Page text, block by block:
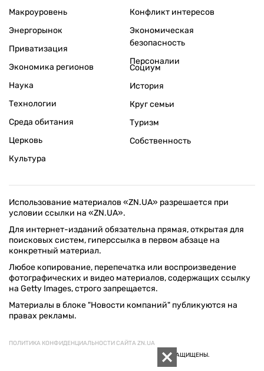
Макроуровень
Энергорынок
Приватизация
Экономика регионов
Конфликт интересов
Экономическая
безопасность
Персоналии
Наука
Технологии
Среда обитания
Церковь
Культура
Социум
История
Круг семьи
Туризм
Собственность
Использование материалов «ZN.UA» разрешается при
условии ссылки на «ZN.UA».
Для интернет-изданий обязательна прямая, открытая для
поисковых систем, гиперссылка в первом абзаце на
конкретный материал.
Любое копирование, перепечатка или воспроизведение
фотографических и видео материалов, содержащих ссылку
на Getty Images, строго запрещается.
Материалы в блоке "Новости компаний" публикуются на
правах рекламы.
ПОЛИТИКА КОНФИДЕНЦИАЛЬНОСТИ САЙТА ZN.UA
© 1994–2026 «ЗЕРКАЛО НЕДЕЛИ. УКРАИНА». ВСЕ ПРАВА ЗАЩИЩЕНЫ.